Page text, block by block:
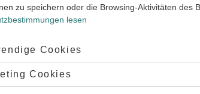
der Fachbegriff für die
oder eine Frage. Innerhalb dieser
zwischen verschiedenen Formen unterschieden.
sich die Satzarten in Bezug auf
zu speichern oder die Browsing-Aktivitäten des
lesen
Cookies
Cookies